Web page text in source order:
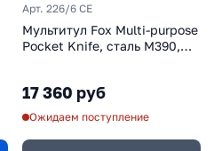
Арт. 226/6 CE
Мультитул Fox Multi-purpose
Pocket Knife, сталь М390,
17 360 руб
Ожидаем поступление